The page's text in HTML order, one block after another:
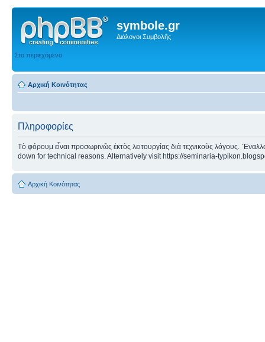
symbole.gr
Διάλογοι Συμβολῆς
Στο περιεχόμενο
Αρχική Κοινότητας
Πληροφορίες
Τὸ φόρουμ εἶναι προσωρινῶς ἐκτὸς λειτουργίας διὰ τεχνικοὺς λόγους.
down for technical reasons. Alternatively visit https://seminaria-
Αρχική Κοινότητας